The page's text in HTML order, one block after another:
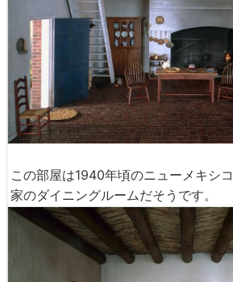
この部屋は1940年頃のニューメキシ
家のダイニングルームだそうです。